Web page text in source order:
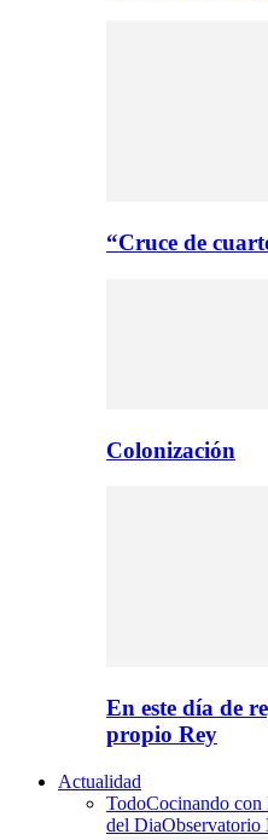
“Cruce de
Colonización
En este día de
propio Rey
Actualidad
TodoCocinando con
del DiaObservatorio